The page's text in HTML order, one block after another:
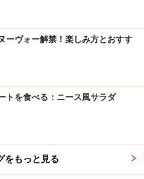
ーヴォー解禁！楽しみ方とおすす
トを食べる：ニース風サラダ
をもっと見る